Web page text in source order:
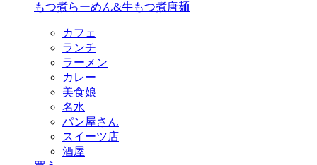
もつ煮らーめん&牛もつ煮唐麺
カフェ
ランチ
ラーメン
カレー
美食娘
名水
パン屋さん
スイーツ店
酒屋